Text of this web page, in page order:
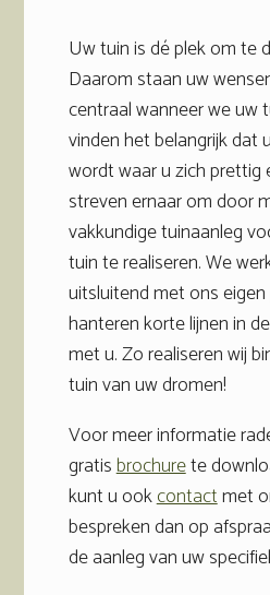
Uw tuin is dé plek om te
Daarom staan uw
centraal wanneer we uw
vinden het belangrijk dat
wordt waar u zich prettig
streven ernaar om door
vakkundige tuinaanleg
tuin te realiseren. We
uitsluitend met ons
hanteren korte lijnen in
met u. Zo realiseren wij
tuin van uw dromen!
Voor meer informatie
gratisbrochurete
kunt u ookcontactmet
bespreken dan op
de aanleg van uw